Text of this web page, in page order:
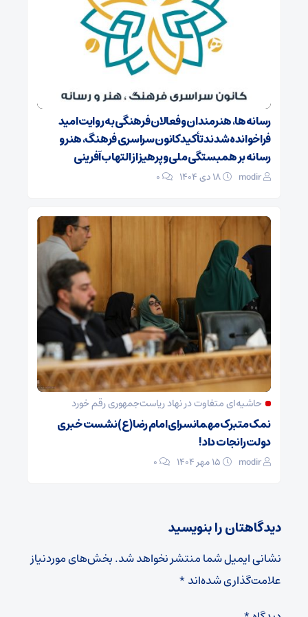
رسانه‌ها، هنرمندان و فعالان فرهنگی به روایت امید
فراخوانده شدند تأکید کانون سراسری فرهنگ، هنر و
رسانه بر همبستگی ملی و پرهیز از التهاب‌آفرینی
modir
0
حاشیه‌ای متفاوت در نهاد ریاست‌جمهوری رقم خورد
نمک متبرک مهمانسرای امام رضا(ع) نشست خبری
دولت را نجات داد!
modir
0
دیدگاهتان را بنویسید
نشانی ایمیل شما منتشر نخواهد شد.بخش‌های موردنیاز
علامت‌گذاری شده‌اند*